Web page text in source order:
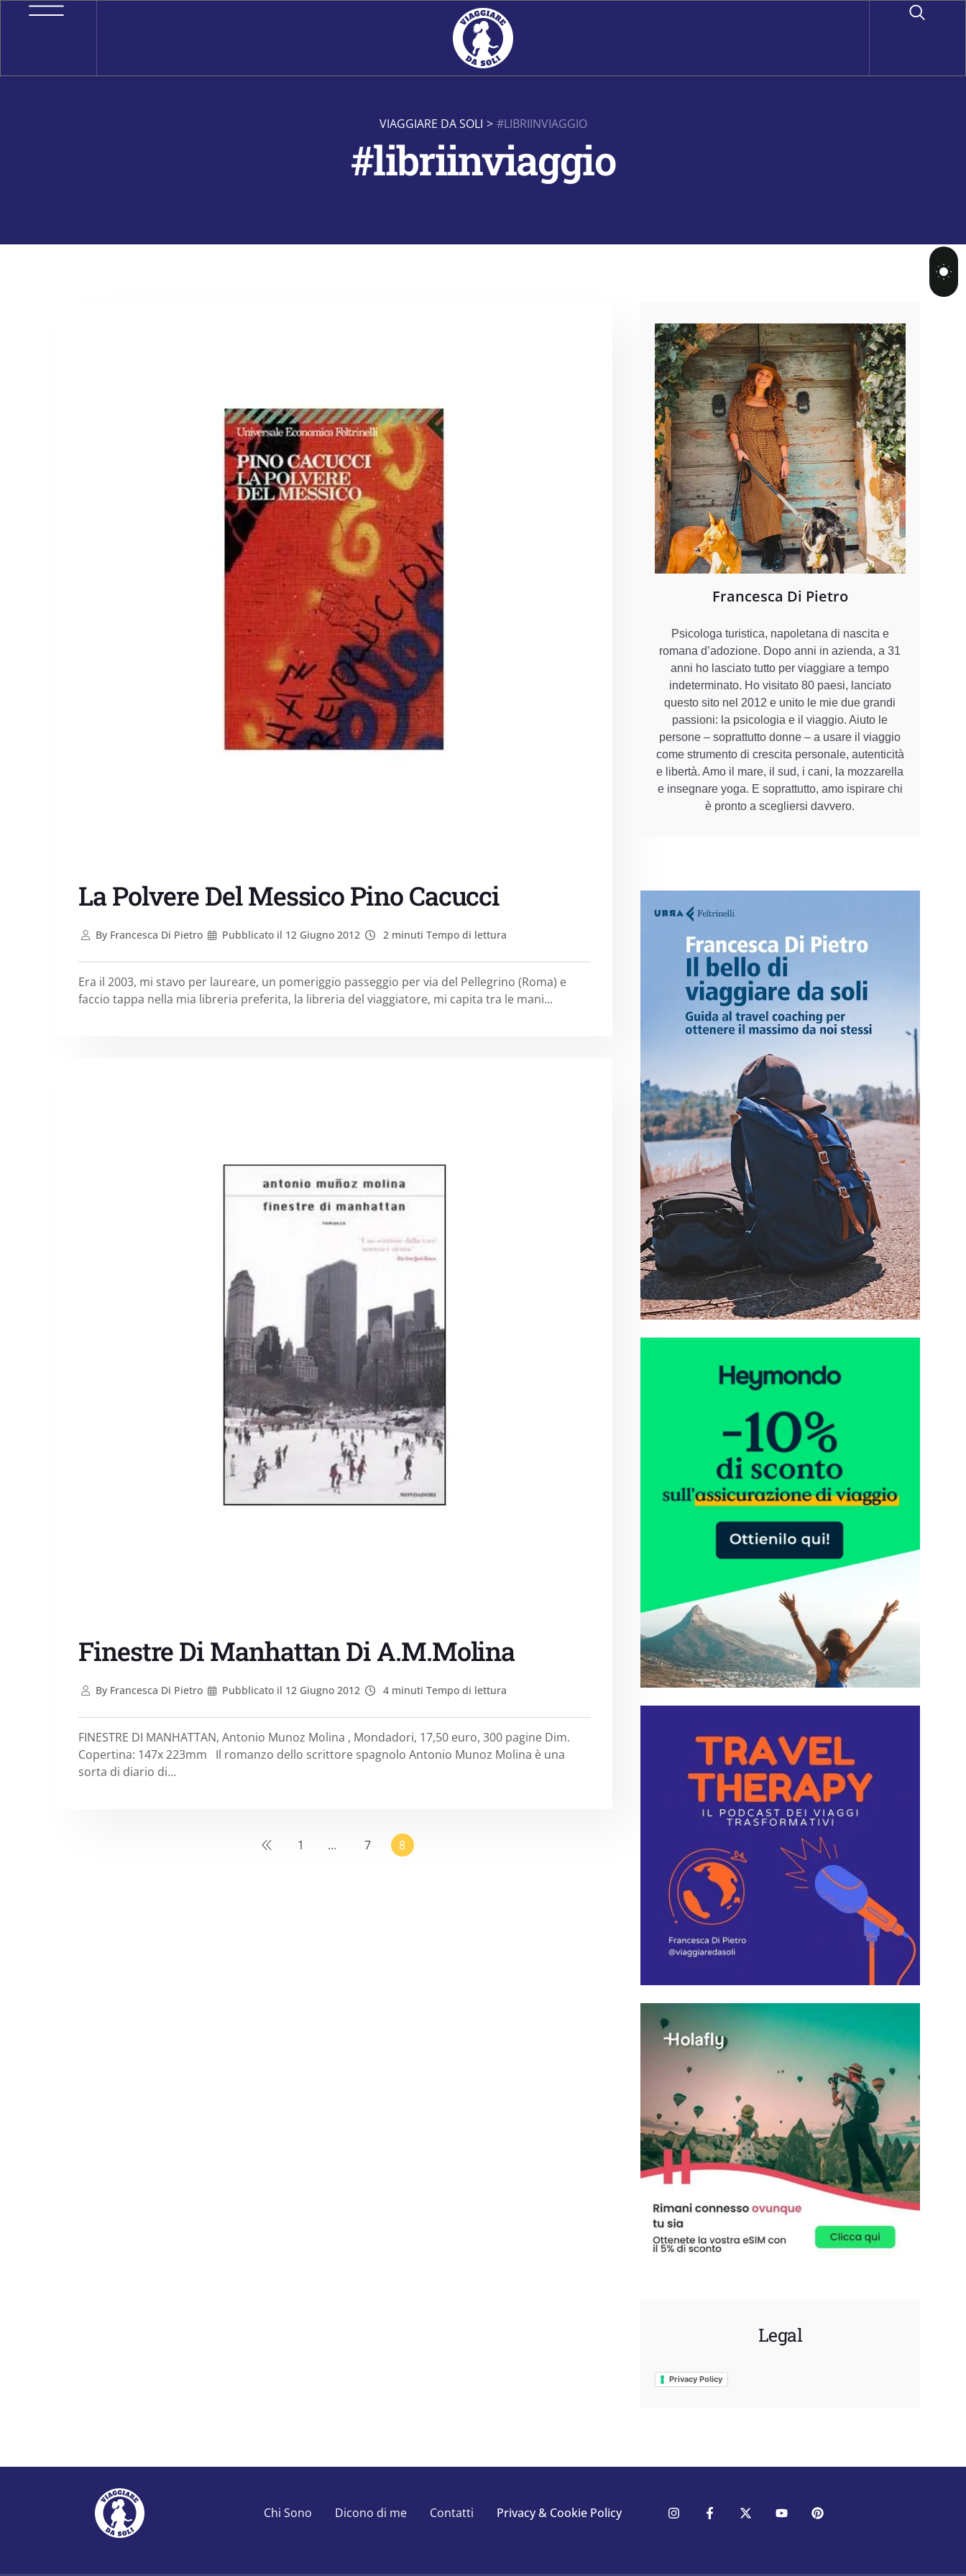
VIAGGIARE DA SOLI > #LIBRIINVIAGGIO
#libriinviaggio
La Polvere Del Messico Pino Cacucci
ByFrancesca Di Pietro Pubblicato il 12 Giugno 2012 2 minuti Tempo di lettura
Era il 2003, mi stavo per laureare, un pomeriggio passeggio per via del Pellegrino (Roma) e
faccio tappa nella mia libreria preferita, la libreria del viaggiatore, mi capita tra le mani...
Finestre Di Manhattan Di A.M.Molina
ByFrancesca Di Pietro Pubblicato il 12 Giugno 2012 4 minuti Tempo di lettura
FINESTRE DI MANHATTAN, Antonio Munoz Molina , Mondadori, 17,50 euro, 300 pagine Dim.
Copertina: 147x 223mm Il romanzo dello scrittore spagnolo Antonio Munoz Molina è una
sorta di diario di...
1 … 7 8
Francesca Di Pietro
Psicologa turistica, napoletana di nascita e
romana d’adozione. Dopo anni in azienda, a 31
anni ho lasciato tutto per viaggiare a tempo
indeterminato. Ho visitato 80 paesi, lanciato
questo sito nel 2012 e unito le mie due grandi
passioni: la psicologia e il viaggio. Aiuto le
persone – soprattutto donne – a usare il viaggio
come strumento di crescita personale, autenticità
e libertà. Amo il mare, il sud, i cani, la mozzarella
e insegnare yoga. E soprattutto, amo ispirare chi
è pronto a scegliersi davvero.
Legal
Privacy Policy
Chi Sono Dicono di me Contatti Privacy & Cookie Policy